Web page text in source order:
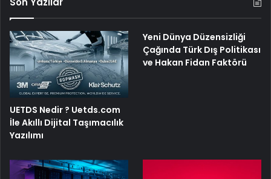
UETDS Nedir ? Uetds.com
İle Akıllı Dijital Taşımacılık
Yazılımı
Yeni Dünya Düzensizliği
Çağında Türk Dış Politikası
ve Hakan Fidan Faktörü